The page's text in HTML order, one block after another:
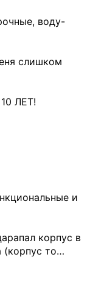
воду-
слишком
ЛЕТ!
и
корпус в
(корпус то…